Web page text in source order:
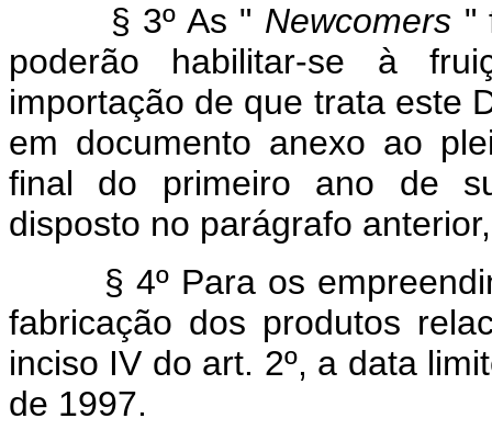
§ 3º As " Newcomers "
poderão habilitar-se à
importação de que trata este
em documento anexo ao
final do primeiro ano de
disposto no parágrafo
§ 4º Para os
fabricação dos produtos
inciso IV do art. 2º, a data
de 1997.